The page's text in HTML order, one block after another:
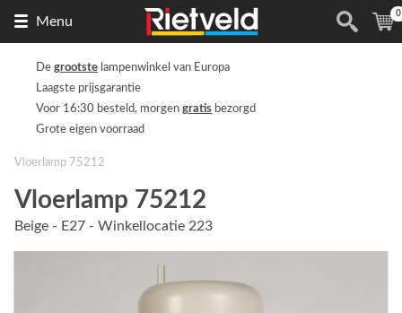
Menu
de
(
0
De grootste lampenwinkel van Europa
Laagste prijsgarantie
Voor 16:30 besteld, morgen gratis bezorgd
Grote eigen voorraad
Vloerlamp 75212
Vloerlamp 75212
Beige - E27 - Winkellocatie 223